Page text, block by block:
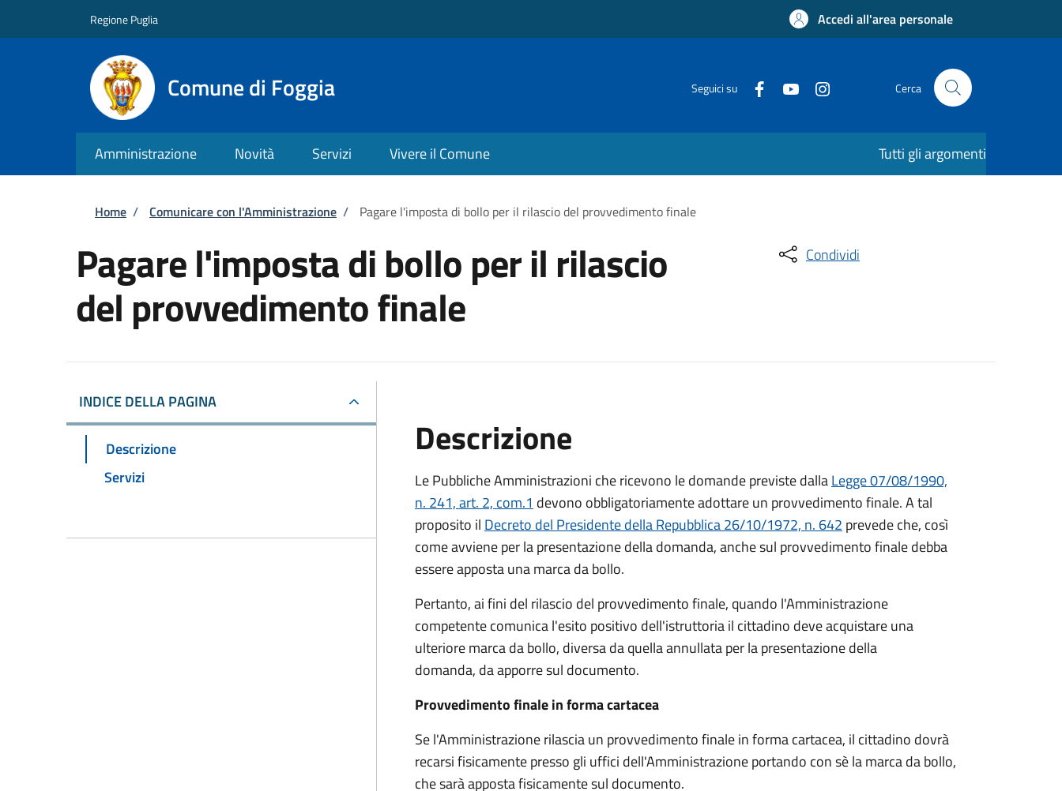
Regione Puglia Accedi all'area personale
Comune di Foggia Seguici su Cerca
Amministrazione Novità Servizi Vivere il Comune Tutti gli argomenti
Briciole di pane
Home / Comunicare con l'Amministrazione / Pagare l'imposta di bollo per il rilascio del provvedimento finale
Pagare l'imposta di bollo per il rilascio
del provvedimento finale
Condividi
INDICE DELLA PAGINA
Descrizione
Servizi
Descrizione
Le Pubbliche Amministrazioni che ricevono le domande previste dallaLegge 07/08/1990,
n. 241, art. 2, com.1 devono obbligatoriamente adottare un provvedimento finale. A tal
proposito il Decreto del Presidente della Repubblica 26/10/1972, n. 642 prevede che, così
come avviene per la presentazione della domanda, anche sul provvedimento finale debba
essere apposta una marca da bollo.
Pertanto, ai fini del rilascio del provvedimento finale, quando l'Amministrazione
competente comunica l'esito positivo dell'istruttoria il cittadino deve acquistare una
ulteriore marca da bollo, diversa da quella annullata per la presentazione della
domanda, da apporre sul documento.
Provvedimento finale in forma cartacea
Se l'Amministrazione rilascia un provvedimento finale in forma cartacea, il cittadino dovrà
recarsi fisicamente presso gli uffici dell'Amministrazione portando con sè la marca da bollo,
che sarà apposta fisicamente sul documento.